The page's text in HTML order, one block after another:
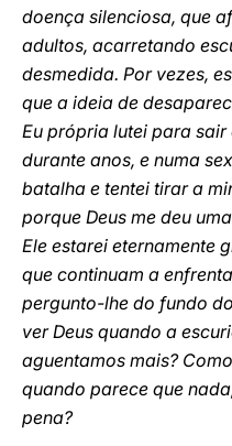
doença silenciosa, que
adultos, acarretando
desmedida. Por vezes,
que a ideia de
Eu própria lutei para
durante anos, e numa
batalha e tentei tirar a
porque Deus me deu
Ele estarei eternamente
que continuam a
pergunto-lhe do fundo
ver Deus quando a
aguentamos mais?
quando parece que
pena?